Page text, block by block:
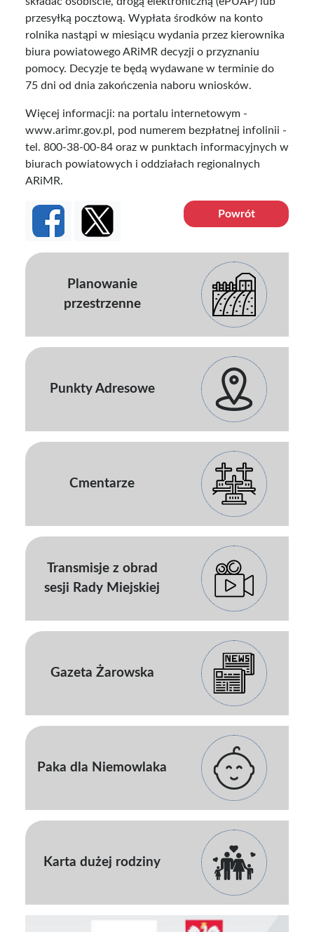
przesyłką pocztową. Wypłata środków na konto
rolnika nastąpi w miesiącu wydania przez kierownika
biura powiatowego ARiMR decyzji o przyznaniu
pomocy. Decyzje te będą wydawane w terminie do
75 dni od dnia zakończenia naboru wniosków.
Więcej informacji: na portalu internetowym -
www.arimr.gov.pl , pod numerem bezpłatnej infolinii -
tel. 800-38-00-84 oraz w punktach informacyjnych w
biurach powiatowych i oddziałach regionalnych
ARiMR.
Powrót
Planowanie
przestrzenne
Punkty Adresowe
Cmentarze
Transmisje z obrad
sesji Rady Miejskiej
Gazeta Żarowska
Paka dla Niemowlaka
Karta dużej rodziny